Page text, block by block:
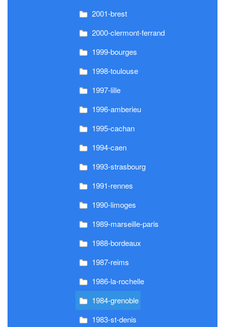
2001-brest
2000-clermont-ferrand
1999-bourges
1998-toulouse
1997-lille
1996-amberieu
1995-cachan
1994-caen
1993-strasbourg
1991-rennes
1990-limoges
1989-marseille-paris
1988-bordeaux
1987-reims
1986-la-rochelle
1984-grenoble
1983-st-denis